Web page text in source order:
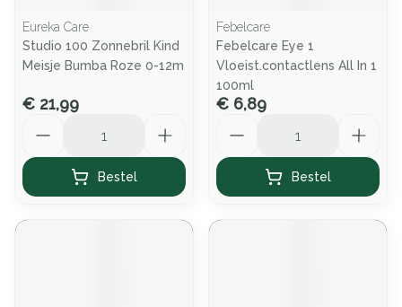
Eureka Care
Studio 100 Zonnebril Kind
Meisje Bumba Roze 0-12m
€ 21,99
Bestel
Febelcare
Febelcare Eye 1
Vloeist.contactlens All In 1
100ml
€ 6,89
Bestel